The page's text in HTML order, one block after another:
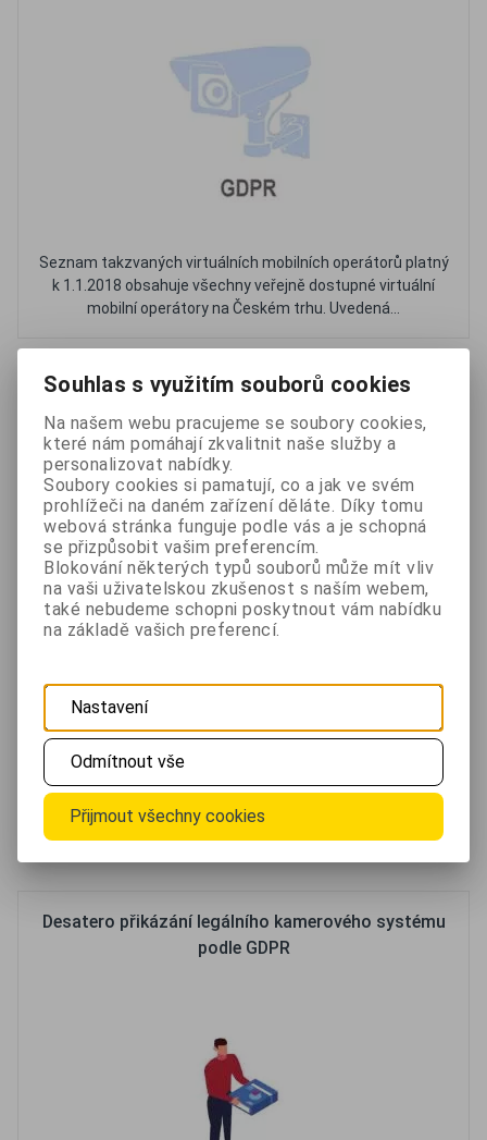
Seznam takzvaných virtuálních mobilních operátorů platný
k 1.1.2018 obsahuje všechny veřejně dostupné virtuální
mobilní operátory na Českém trhu. Uvedená...
Porovnat
Správné označení kamerového systému
Pokud kamerový systém pořizuje obrazový záznam,
podmínky je nutné dodržet, aby jste...
Oblíbené Porovnat
Desatero přikázání legálního kamerového systému
podle GDPR
Souhlas s využitím souborů cookies
Na našem webu pracujeme se soubory cookies,
které nám pomáhají zkvalitnit naše služby a
personalizovat nabídky.
Soubory cookies si pamatují, co a jak ve svém
prohlížeči na daném zařízení děláte. Díky tomu
webová stránka funguje podle vás a je schopná
se přizpůsobit vašim preferencím.
Blokování některých typů souborů může mít vliv
na vaši uživatelskou zkušenost s naším webem,
také nebudeme schopni poskytnout vám nabídku
na základě vašich preferencí.
Nastavení
Odmítnout vše
Přijmout všechny cookies